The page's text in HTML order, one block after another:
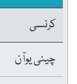
کرنسی
چینی یوآن